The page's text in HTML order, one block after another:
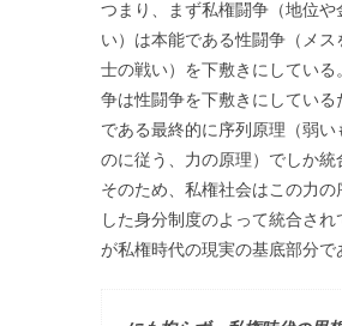
つまり、まず私権闘争（地位や
い）は本能である性闘争（メス
士の戦い）を下敷きにしている
争は性闘争を下敷きにしている
である最終的に序列原理（弱い
のに従う、力の原理）でしか統
そのため、私権社会はこの力の
した身分制度のよって統合さ
が私権時代の現実の基底部分で